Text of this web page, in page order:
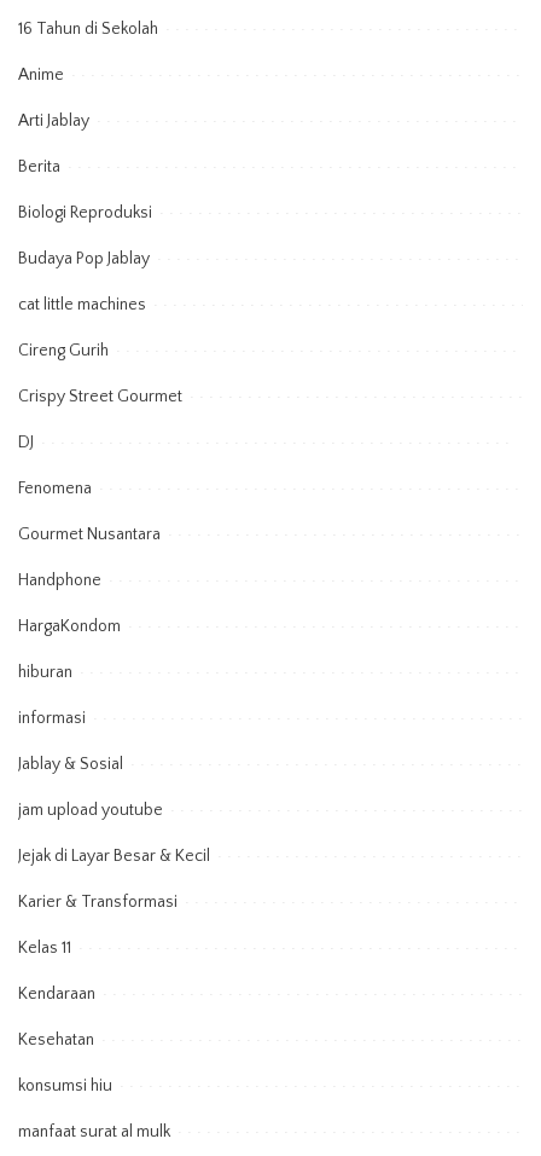
16 Tahun di Sekolah
Anime
Arti Jablay
Berita
Biologi Reproduksi
Budaya Pop Jablay
cat little machines
Cireng Gurih
Crispy Street Gourmet
DJ
Fenomena
Gourmet Nusantara
Handphone
HargaKondom
hiburan
informasi
Jablay & Sosial
jam upload youtube
Jejak di Layar Besar & Kecil
Karier & Transformasi
Kelas 11
Kendaraan
Kesehatan
konsumsi hiu
manfaat surat al mulk